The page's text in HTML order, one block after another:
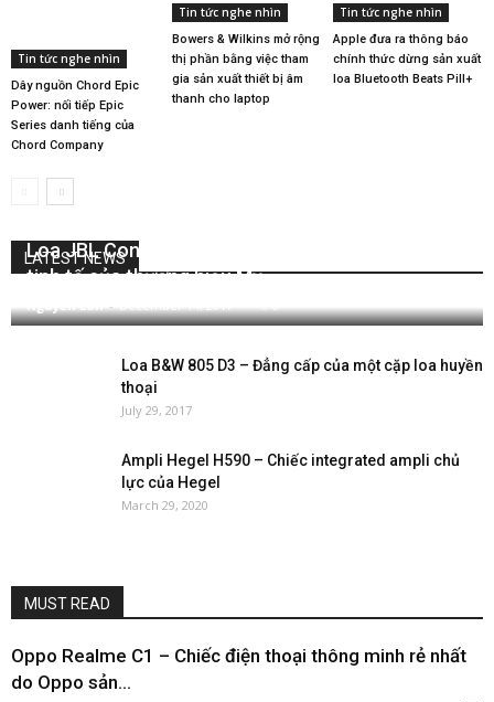
Tin tức nghe nhìn
Dây nguồn Chord Epic
Power: nối tiếp Epic
Series danh tiếng của
Chord Company
Tin tức nghe nhìn
Bowers & Wilkins mở rộng
thị phần bằng việc tham
gia sản xuất thiết bị âm
thanh cho laptop
Tin tức nghe nhìn
Apple đưa ra thông báo
chính thức dừng sản xuất
loa Bluetooth Beats Pill+
LATEST NEWS
Loa JBL Control X Wireless – Mẫu loa Bluetooth
tinh tế của thương hiệu Mỹ
Nguyễn Lan - December 14, 2017 0
Loa B&W 805 D3 – Đẳng cấp của một cặp loa huyền
thoại
July 29, 2017
Ampli Hegel H590 – Chiếc integrated ampli chủ
lực của Hegel
March 29, 2020
MUST READ
Oppo Realme C1 – Chiếc điện thoại thông minh rẻ nhất
do Oppo sản...